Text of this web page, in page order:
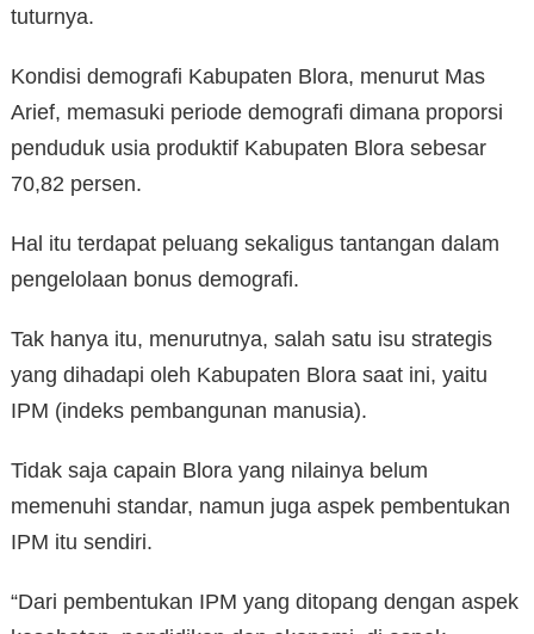
tuturnya.
Kondisi demografi Kabupaten Blora, menurut Mas
Arief, memasuki periode demografi dimana proporsi
penduduk usia produktif Kabupaten Blora sebesar
70,82 persen.
Hal itu terdapat peluang sekaligus tantangan dalam
pengelolaan bonus demografi.
Tak hanya itu, menurutnya, salah satu isu strategis
yang dihadapi oleh Kabupaten Blora saat ini, yaitu
IPM (indeks pembangunan manusia).
Tidak saja capain Blora yang nilainya belum
memenuhi standar, namun juga aspek pembentukan
IPM itu sendiri.
“Dari pembentukan IPM yang ditopang dengan aspek